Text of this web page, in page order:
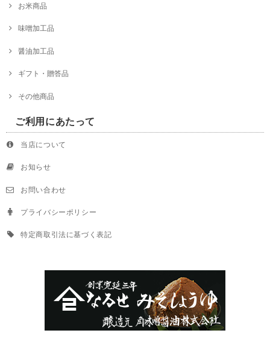
お米商品
味噌加工品
醤油加工品
ギフト・贈答品
その他商品
ご利用にあたって
当店について
お知らせ
お問い合わせ
プライバシーポリシー
特定商取引法に基づく表記